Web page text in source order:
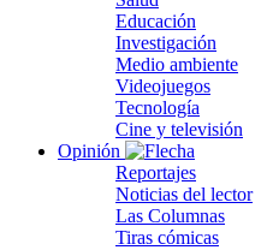
Educación
Investigación
Medio ambiente
Videojuegos
Tecnología
Cine y televisión
Opinión
Reportajes
Noticias del lector
Las Columnas
Tiras cómicas